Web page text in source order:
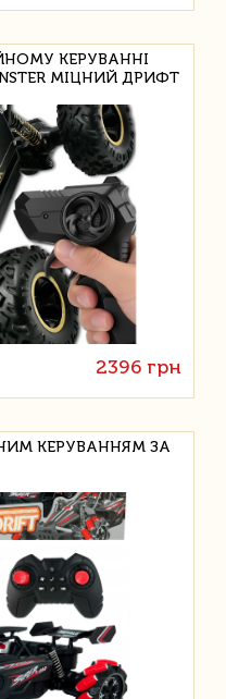
КЕРУВАННІ
МІЦНИЙ ДРИФТ
2396 грн
КЕРУВАННЯМ ЗА